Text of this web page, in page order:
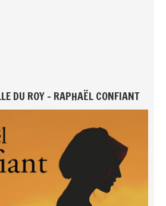
DU ROY - RAPHAËL CONFIANT